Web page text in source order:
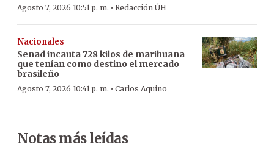
Agosto 7, 2026 10:51 p. m. · Redacción ÚH
Nacionales
Senad incauta 728 kilos de marihuana
que tenían como destino el mercado
brasileño
Agosto 7, 2026 10:41 p. m. · Carlos Aquino
Notas más leídas